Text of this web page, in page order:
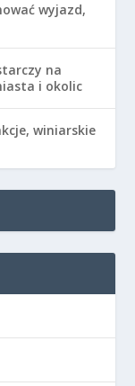
wyjazd,
na
i okolic
winiarskie